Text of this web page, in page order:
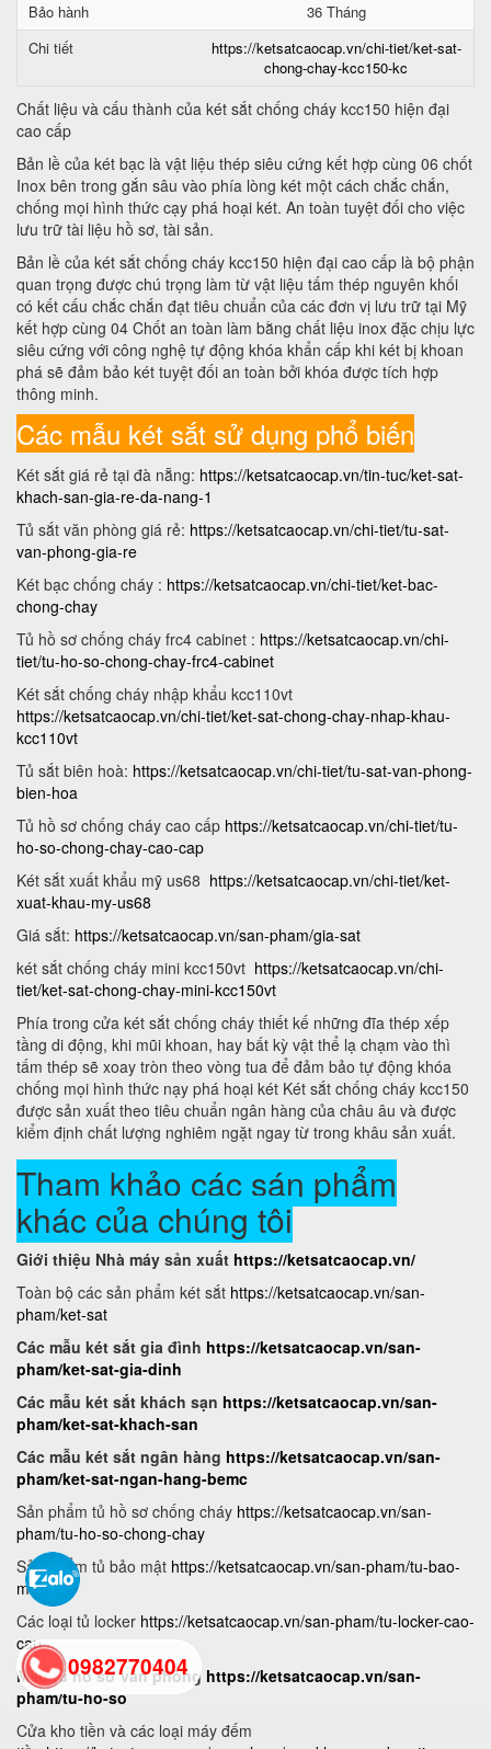
Bảo hành
36 Tháng
Chi tiết
https://ketsatcaocap.vn/chi-tiet/ket-sat-
chong-chay-kcc150-kc
Chất liệu và cấu thành của két sắt chống cháy kcc150 hiện đại
cao cấp
Bản lề của két bạc là vật liệu thép siêu cứng kết hợp cùng 06 chốt
Inox bên trong gắn sâu vào phía lòng két một cách chắc chắn,
chống mọi hình thức cạy phá hoại két. An toàn tuyệt đối cho việc
lưu trữ tài liệu hồ sơ, tài sản.
Bản lề của két sắt chống cháy kcc150 hiện đại cao cấp là bộ phận
quan trọng được chú trọng làm từ vật liệu tấm thép nguyên khối
có kết cấu chắc chắn đạt tiêu chuẩn của các đơn vị lưu trữ tại Mỹ
kết hợp cùng 04 Chốt an toàn làm bằng chất liệu inox đặc chịu lực
siêu cứng với công nghệ tự động khóa khẩn cấp khi két bị khoan
phá sẽ đảm bảo két tuyệt đối an toàn bởi khóa được tích hợp
thông minh.
Các mẫu két sắt sử dụng phổ biến
Két sắt giá rẻ tại đà nẵng: https://ketsatcaocap.vn/tin-tuc/ket-sat-
khach-san-gia-re-da-nang-1
Tủ sắt văn phòng giá rẻ: https://ketsatcaocap.vn/chi-tiet/tu-sat-
van-phong-gia-re
Két bạc chống cháy : https://ketsatcaocap.vn/chi-tiet/ket-bac-
chong-chay
Tủ hồ sơ chống cháy frc4 cabinet : https://ketsatcaocap.vn/chi-
tiet/tu-ho-so-chong-chay-frc4-cabinet
Két sắt chống cháy nhập khẩu kcc110vt
https://ketsatcaocap.vn/chi-tiet/ket-sat-chong-chay-nhap-khau-
kcc110vt
Tủ sắt biên hoà: https://ketsatcaocap.vn/chi-tiet/tu-sat-van-phong-
bien-hoa
Tủ hồ sơ chống cháy cao cấp https://ketsatcaocap.vn/chi-tiet/tu-
ho-so-chong-chay-cao-cap
Két sắt xuất khẩu mỹ us68 https://ketsatcaocap.vn/chi-tiet/ket-
xuat-khau-my-us68
Giá sắt: https://ketsatcaocap.vn/san-pham/gia-sat
két sắt chống cháy mini kcc150vt https://ketsatcaocap.vn/chi-
tiet/ket-sat-chong-chay-mini-kcc150vt
Phía trong cửa két sắt chống cháy thiết kế những đĩa thép xếp
tầng di động, khi mũi khoan, hay bất kỳ vật thể lạ chạm vào thì
tấm thép sẽ xoay tròn theo vòng tua để đảm bảo tự động khóa
chống mọi hình thức nạy phá hoại két Két sắt chống cháy kcc150
được sản xuất theo tiêu chuẩn ngân hàng của châu âu và được
kiểm định chất lượng nghiêm ngặt ngay từ trong khâu sản xuất.
Tham khảo các sán phẩm
khác của chúng tôi
Giới thiệu Nhà máy sản xuất https://ketsatcaocap.vn/
Toàn bộ các sản phẩm két sắt https://ketsatcaocap.vn/san-
pham/ket-sat
Các mẫu két sắt gia đình https://ketsatcaocap.vn/san-
pham/ket-sat-gia-dinh
Các mẫu két sắt khách sạn https://ketsatcaocap.vn/san-
pham/ket-sat-khach-san
Các mẫu két sắt ngân hàng https://ketsatcaocap.vn/san-
pham/ket-sat-ngan-hang-bemc
Sản phẩm tủ hồ sơ chống cháy https://ketsatcaocap.vn/san-
pham/tu-ho-so-chong-chay
Sản phẩm tủ bảo mật https://ketsatcaocap.vn/san-pham/tu-bao-
mat
Các loại tủ locker https://ketsatcaocap.vn/san-pham/tu-locker-cao-
cap
Mẫu tủ hồ sơ văn phòng https://ketsatcaocap.vn/san-
pham/tu-ho-so
Cửa kho tiền và các loại máy đếm
0982770404